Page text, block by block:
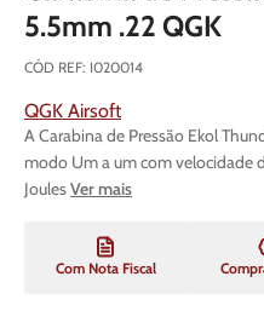
5.5mm .22 QGK
CÓD REF: I020014
QGK Airsoft
A Carabina de Pressão Ekol
modo Um a um com velocidade
JoulesVer mais
Com Nota Fiscal